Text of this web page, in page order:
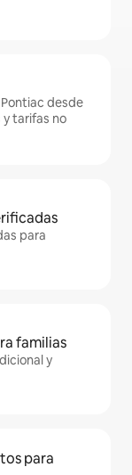
desde
y tarifas no
para
familias
y
para